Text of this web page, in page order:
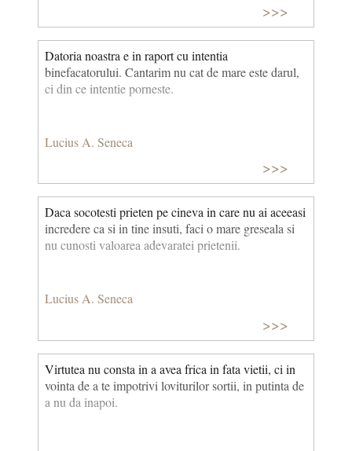
>>>
Datoria noastra e in raport cu intentia
binefacatorului. Cantarim nu cat de mare este darul,
ci din ce intentie porneste.
Lucius A. Seneca
>>>
Daca socotesti prieten pe cineva in care nu ai aceeasi
incredere ca si in tine insuti, faci o mare greseala si
nu cunosti valoarea adevaratei prietenii.
Lucius A. Seneca
>>>
Virtutea nu consta in a avea frica in fata vietii, ci in
vointa de a te impotrivi loviturilor sortii, in putinta de
a nu da inapoi.